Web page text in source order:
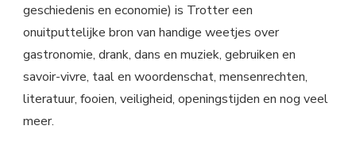
geschiedenis en economie) is Trotter een
onuitputtelijke bron van handige weetjes over
gastronomie, drank, dans en muziek, gebruiken en
savoir-vivre, taal en woordenschat, mensenrechten,
literatuur, fooien, veiligheid, openingstijden en nog veel
meer.